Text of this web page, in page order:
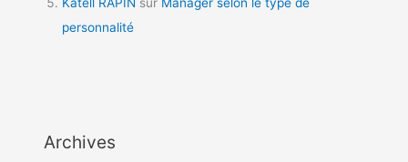
personnalité
Archives